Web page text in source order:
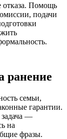
отказа. Помощь
подачи
ранение
семьи,
гарантии.
задача —
на
фразы.